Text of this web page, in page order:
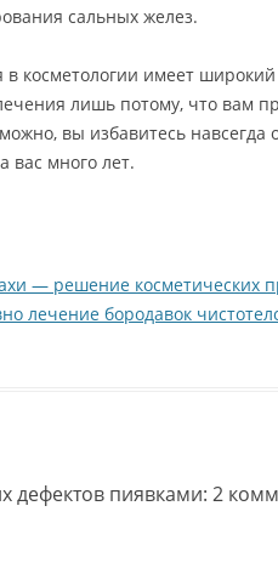
сальных желез.
в косметологии имеет
лишь потому, что вам
вы избавитесь навсегда
вас много лет.
— решение косметических
лечение бородавок
дефектов пиявками: 2